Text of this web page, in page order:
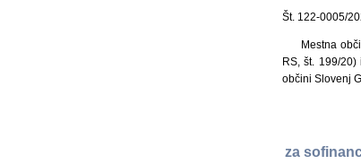
Št. 122-0005/
Mestna
RS, št. 199/
občini Slovenj
za